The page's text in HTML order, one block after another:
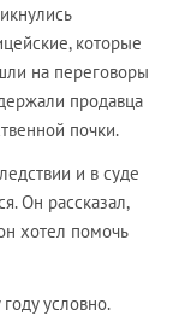
которые
на переговоры
продавца
почки.
и в суде
Он рассказал,
хотел помочь
условно.